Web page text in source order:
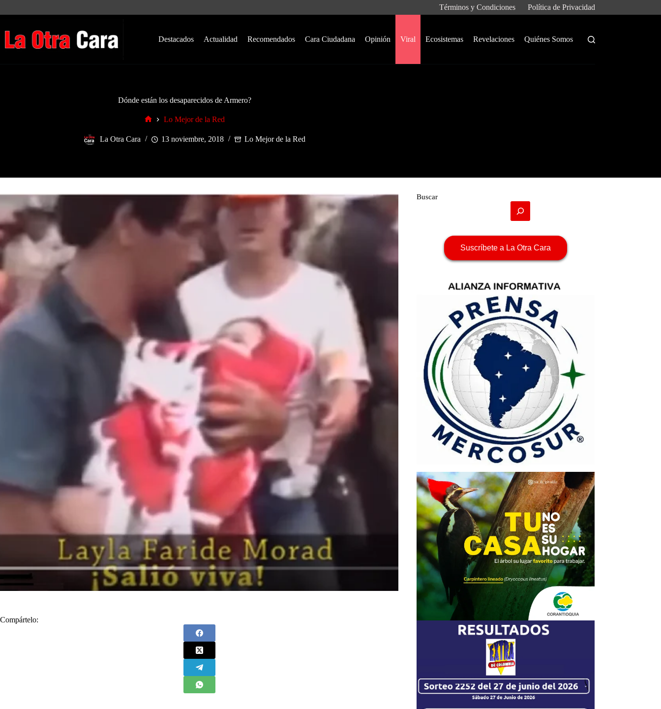
Términos y Condiciones Política de Privacidad
Destacados Actualidad Recomendados Cara Ciudadana Opinión Viral Ecosistemas Revelaciones Quiénes Somos
Dónde están los desaparecidos de Armero?
Lo Mejor de la Red
La Otra Cara 13 noviembre, 2018 Lo Mejor de la Red
Compártelo:
Buscar
Suscríbete a La Otra Cara